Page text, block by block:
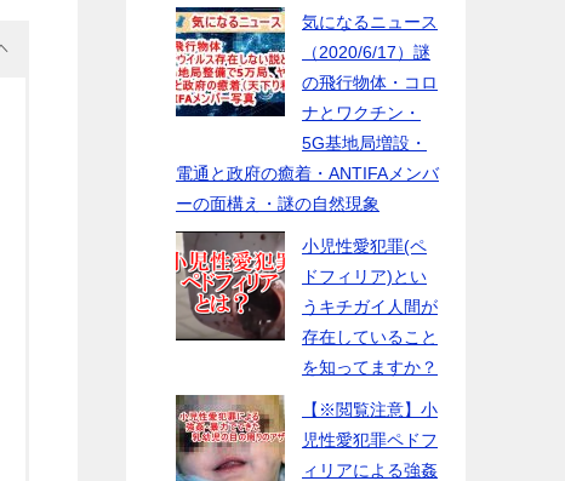
気になるニュース
（2020/6/17）謎
の飛行物体・コロ
ナとワクチン・
5G基地局増設・
電通と政府の癒着・ANTIFAメンバ
ーの面構え・謎の自然現象
小児性愛犯罪(ペ
ドフィリア)とい
うキチガイ人間が
存在していること
を知ってますか？
【※閲覧注意】小
児性愛犯罪ペドフ
ィリアによる強姦